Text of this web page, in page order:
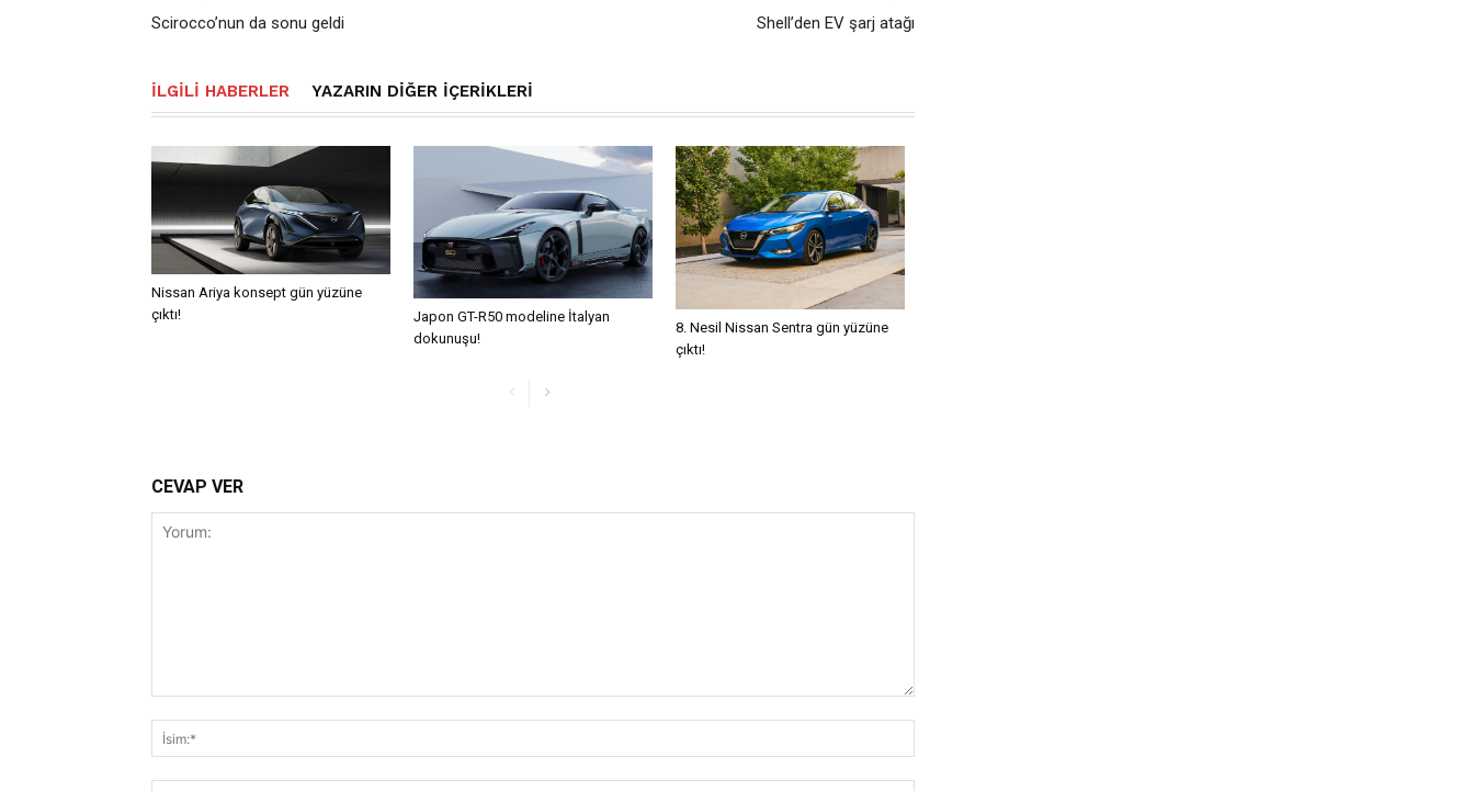
Scirocco’nun da sonu geldi Shell’den EV şarj atağı
İLGILI HABERLER YAZARIN DIĞER İÇERIKLERI
Nissan Ariya konsept gün yüzüne
çıktı!
Japon GT-R50 modeline İtalyan
dokunuşu!
8. Nesil Nissan Sentra gün yüzüne
çıktı!
CEVAP VER